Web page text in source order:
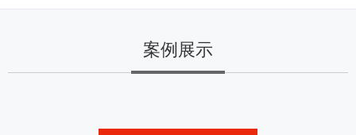
案例展示